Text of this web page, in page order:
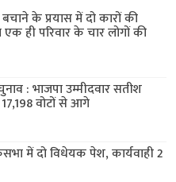
के प्रयास में दो कारों की
ही परिवार के चार लोगों की
: भाजपा उम्मीदवार सतीश
वोटों से आगे
में दो विधेयक पेश, कार्यवाही 2